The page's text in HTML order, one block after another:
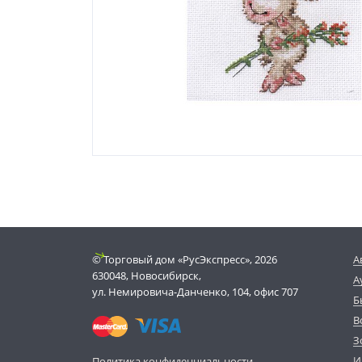
© Торговый дом «РусЭкспресс», 2026
630048, Новосибирск,
ул. Немировича-Данченко, 104, офис 707